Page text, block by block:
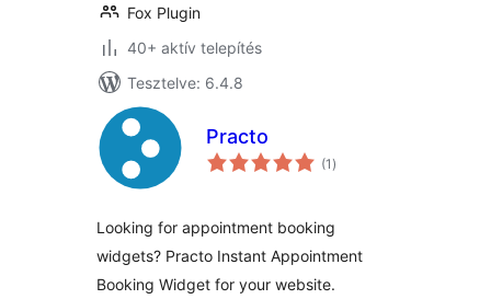
Fox Plugin
40+ aktív telepítés
Tesztelve: 6.4.8
Practo
(1 értékelés
összesen
)
Looking for appointment booking
widgets? Practo Instant Appointment
Booking Widget for your website.